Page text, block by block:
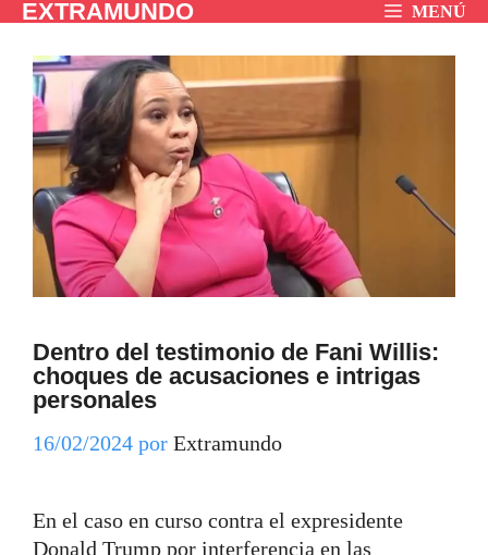
Saltar
contenido
EXTRAMUNDO MENÚ
Dentro del testimonio de Fani Willis:
choques de acusaciones e intrigas
personales
16/02/2024 por Extramundo
En el caso en curso contra el expresidente
Donald Trump por interferencia en las